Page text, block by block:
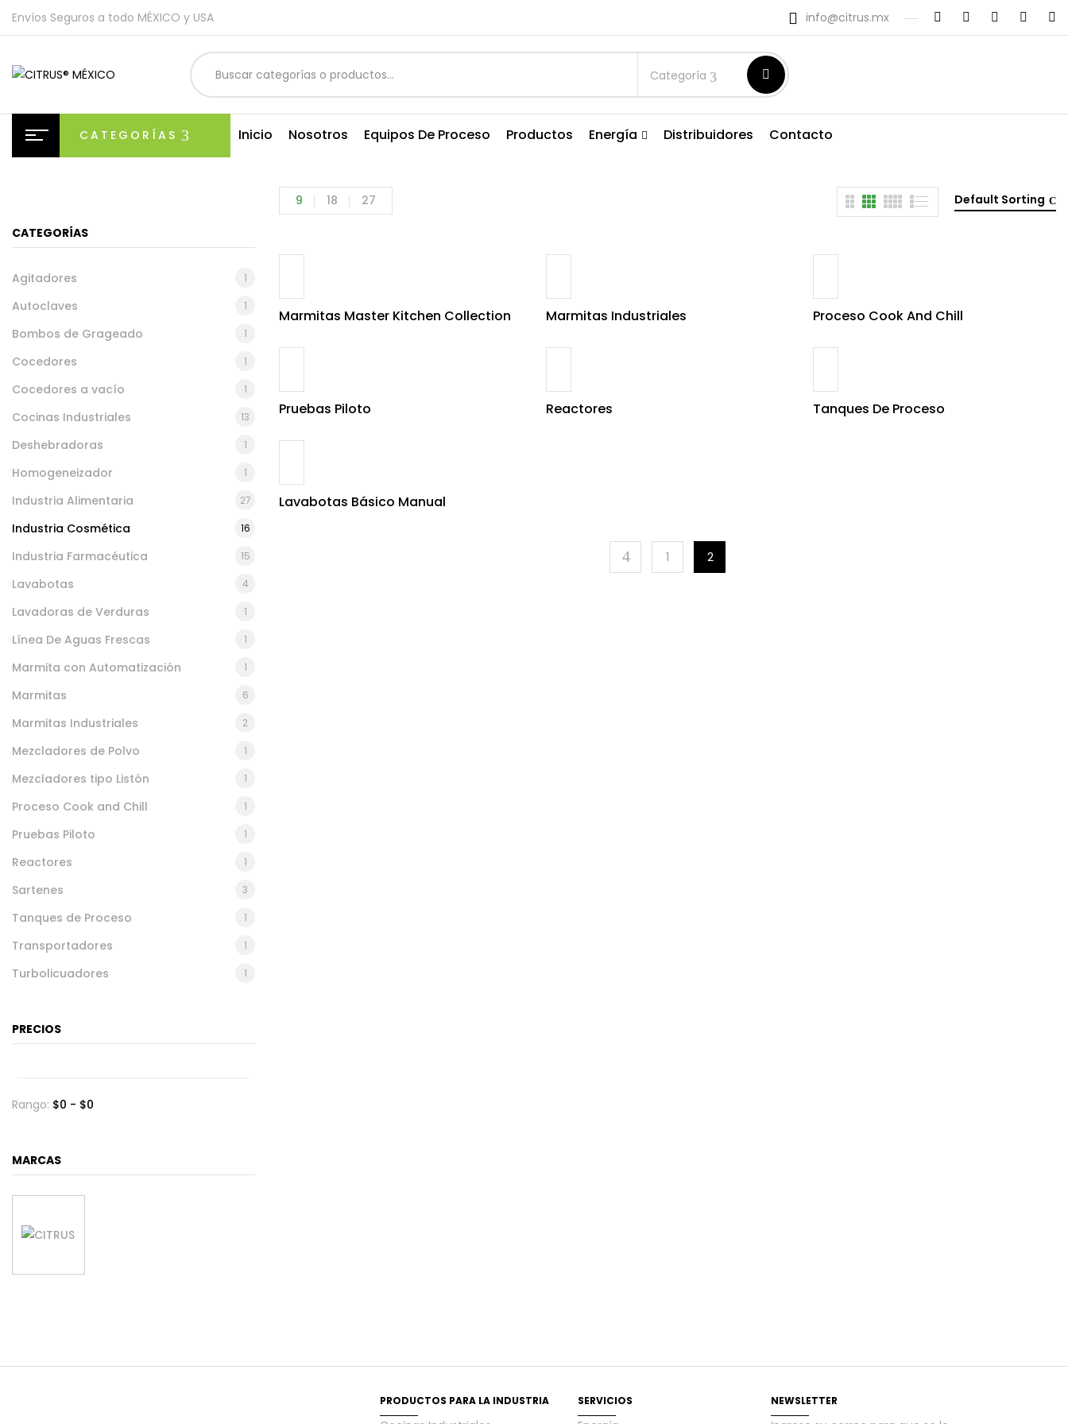
Envíos Seguros a todo MÉXICO y USA info@citrus.mx
Categoría
CATEGORÍAS Inicio Nosotros Equipos De Proceso Productos Energía Distribuidores Contacto
CATEGORÍAS
Agitadores 1
Autoclaves 1
Bombos de Grageado 1
Cocedores 1
Cocedores a vacío 1
Cocinas Industriales 13
Deshebradoras 1
Homogeneizador 1
Industria Alimentaria 27
Industria Cosmética 16
Industria Farmacéutica 15
Lavabotas 4
Lavadoras de Verduras 1
Línea De Aguas Frescas 1
Marmita con Automatización 1
Marmitas 6
Marmitas Industriales 2
Mezcladores de Polvo 1
Mezcladores tipo Listón 1
Proceso Cook and Chill 1
Pruebas Piloto 1
Reactores 1
Sartenes 3
Tanques de Proceso 1
Transportadores 1
Turbolicuadores 1
PRECIOS
Rango: $0 - $0
MARCAS
Default Sorting
9 18 27
Marmitas Master Kitchen Collection Marmitas Industriales Proceso Cook And Chill
Pruebas Piloto Reactores Tanques De Proceso
Lavabotas Básico Manual
1 2
PRODUCTOS PARA LA INDUSTRIA SERVICIOS NEWSLETTER